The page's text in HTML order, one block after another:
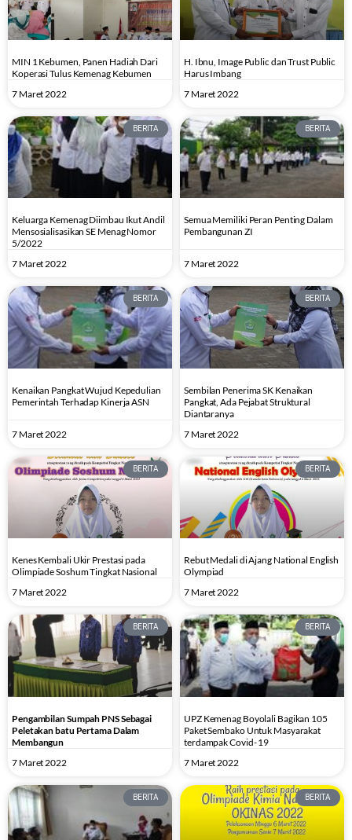
MIN 1 Kebumen, Panen Hadiah Dari
Koperasi Tulus Kemenag Kebumen
7 Maret 2022
H. Ibnu, Image Public dan Trust Public
Harus Imbang
7 Maret 2022
BERITA
Keluarga Kemenag Diimbau Ikut Andil
Mensosialisasikan SE Menag Nomor
5/2022
7 Maret 2022
BERITA
Semua Memiliki Peran Penting Dalam
Pembangunan ZI
7 Maret 2022
BERITA
Kenaikan Pangkat Wujud Kepedulian
Pemerintah Terhadap Kinerja ASN
7 Maret 2022
BERITA
Sembilan Penerima SK Kenaikan
Pangkat, Ada Pejabat Struktural
Diantaranya
7 Maret 2022
BERITA
Kenes Kembali Ukir Prestasi pada
Olimpiade Soshum Tingkat Nasional
7 Maret 2022
BERITA
Rebut Medali di Ajang National English
Olympiad
7 Maret 2022
BERITA
PengambilanSumpah PNS Sebagai
Peletakanbatu PertamaDalam
Membangun
7 Maret 2022
BERITA
UPZ Kemenag Boyolali Bagikan 105
Paket Sembako Untuk Masyarakat
terdampak Covid- 19
7 Maret 2022
BERITA BERITA